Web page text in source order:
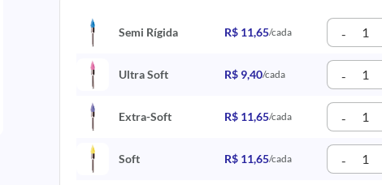
Semi Rígida R$ 11,65/cada -
Ultra Soft R$ 9,40/cada -
Extra-Soft R$ 11,65/cada -
Soft R$ 11,65/cada -